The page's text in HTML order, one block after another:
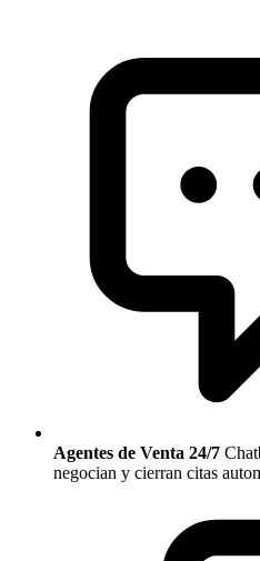
Agentes de Venta 24/7
negocian y cierran citas